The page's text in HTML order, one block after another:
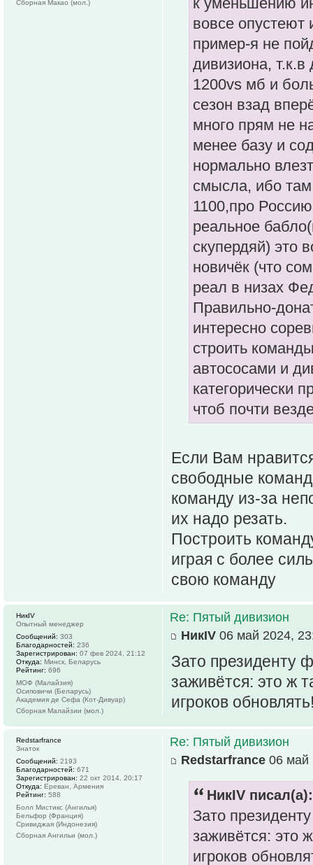
вовсе опустеют
пример-я не
дивизиона,
1200vs мб и
сезон взад
много прям не
менее базу и
нормально
смысла, ибо там
1100,про
реальное
скупердяй) это
новичёк (что
реал в низах
Правильно-
интересно
строить
автососами и
категорически
чтоб почти
Если Вам
свободные
команду из-за
их надо резать.
Построить
играя с более
свою команду
Сборная Макао (мол.)
Re: Пятый дивизион
НикIV 06 май 2024,
Зато президенту
заживётся: это ж
игроков
НикIV
Опытный менеджер
Сообщений: 303
Благодарностей: 236
Зарегистрирован: 07 фев 2024, 21:12
Откуда: Минск, Беларусь
Рейтинг: 696
МОФ (Малайзия)
Осиповичи (Беларусь)
Академия де Сефа (Кот-Дивуар)
Сборная Малайзии (мол.)
Re: Пятый дивизион
Redstarfrance 06 май
НикIV писал(а):
Зато
заживётся: это
игроков
Redstarfrance
Знаток
Сообщений: 2193
Благодарностей: 671
Зарегистрирован: 22 окт 2014, 20:17
Откуда: Ереван, Армения
Рейтинг: 588
Болл Мистикс (Ангилья)
Бельфор (Франция)
Сривиджая (Индонезия)
Сборная Ангильи (мол.)